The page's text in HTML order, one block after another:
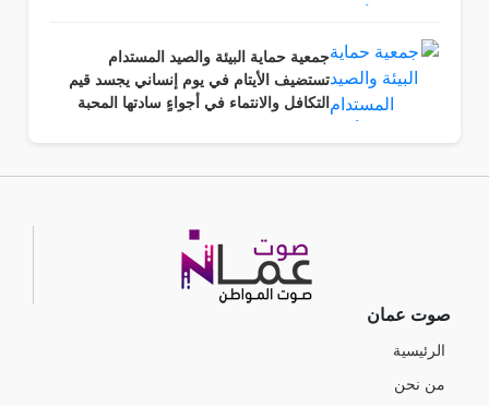
جمعية حماية البيئة والصيد المستدام
تستضيف الأيتام في يوم إنساني يجسد قيم
التكافل والانتماء في أجواءٍ سادتها المحبة
صوت عمان
الرئيسية
من نحن